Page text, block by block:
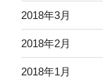
2018年3月
2018年2月
2018年1月